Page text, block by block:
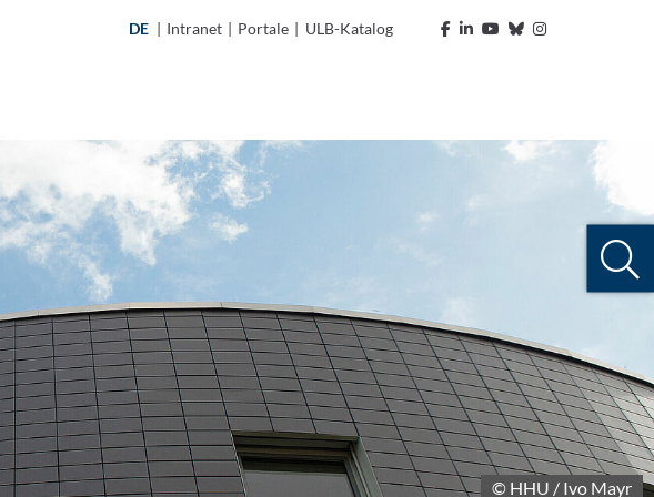
DE | Intranet | Portale | ULB-Katalog
© HHU / Ivo Mayr